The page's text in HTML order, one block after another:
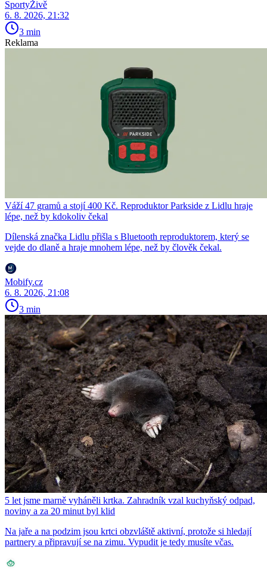
SportyŽivě
6. 8. 2026, 21:32
3 min
Reklama
Váží 47 gramů a stojí 400 Kč. Reproduktor Parkside z Lidlu hraje
lépe, než by kdokoliv čekal
Dílenská značka Lidlu přišla s Bluetooth reproduktorem, který se
vejde do dlaně a hraje mnohem lépe, než by člověk čekal.
Mobify.cz
6. 8. 2026, 21:08
3 min
5 let jsme marně vyháněli krtka. Zahradník vzal kuchyňský odpad,
noviny a za 20 minut byl klid
Na jaře a na podzim jsou krtci obzvláště aktivní, protože si hledají
partnery a připravují se na zimu. Vypudit je tedy musíte včas.